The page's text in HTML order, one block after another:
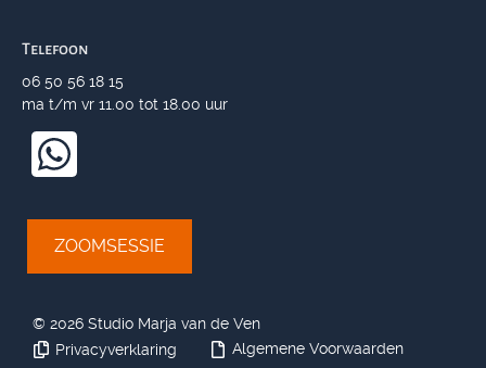
Telefoon
06 50 56 18 15
ma t/m vr 11.00 tot 18.00 uur
ZOOMSESSIE
© 2026 Studio Marja van de Ven
Privacyverklaring
Algemene Voorwaarden